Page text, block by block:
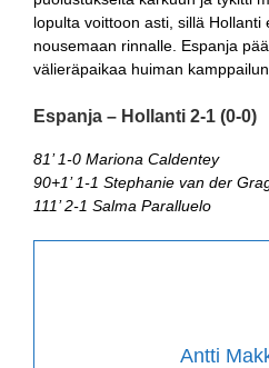
lopulta voittoon asti, sillä Hollanti
nousemaan rinnalle. Espanja
välieräpaikaa huiman
Espanja – Hollanti 2-1 (0-0)
81’ 1-0 Mariona Caldentey
90+1’ 1-1 Stephanie van der
111’ 2-1 Salma Paralluelo
Antti